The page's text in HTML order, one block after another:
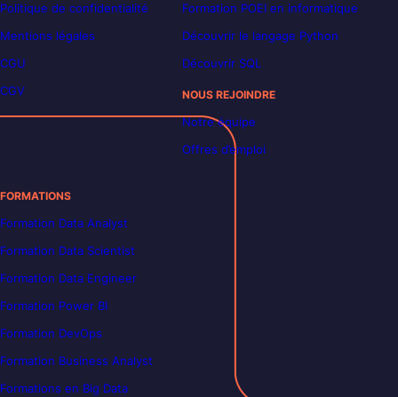
Politique de confidentialité
Mentions légales
CGU
CGV
Formation POEI en informatique
Découvrir le langage Python
Découvrir SQL
NOUS REJOINDRE
Notre équipe
Offres d’emploi
FORMATIONS
Formation Data Analyst
Formation Data Scientist
Formation Data Engineer
Formation Power BI
Formation DevOps
Formation Business Analyst
Formations en Big Data